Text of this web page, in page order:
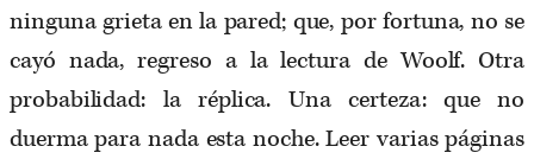
ninguna grieta en la pared; que, por fortuna, no se
cayó nada, regreso a la lectura de Woolf. Otra
probabilidad: la réplica. Una certeza: que no
duerma para nada esta noche. Leer varias páginas